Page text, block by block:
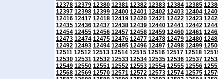
12378 12379 12380 12381 12382 12383 12384 12385
12397 12398 12399 12400 12401 12402 12403 12404
12416 12417 12418 12419 12420 12421 12422 12423
12435 12436 12437 12438 12439 12440 12441 12442
12454 12455 12456 12457 12458 12459 12460 12461
12473 12474 12475 12476 12477 12478 12479 12480
12492 12493 12494 12495 12496 12497 12498 12499
12511 12512 12513 12514 12515 12516 12517 12518
12530 12531 12532 12533 12534 12535 12536 12537
12549 12550 12551 12552 12553 12554 12555 12556
12568 12569 12570 12571 12572 12573 12574 12575